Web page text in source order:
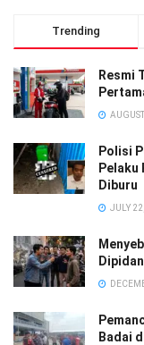
Trending
Resmi
Polisi
Pelaku
Diburu
JULY
Badai